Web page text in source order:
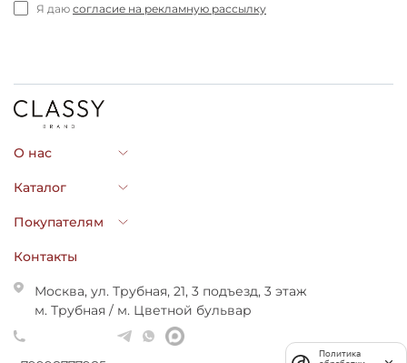
Я даю согласие на рекламную рассылку
О нас
Каталог
Покупателям
Контакты
Москва, ул. Трубная, 21, 3 подъезд, 3 этаж
м. Трубная / м. Цветной бульвар
Политика